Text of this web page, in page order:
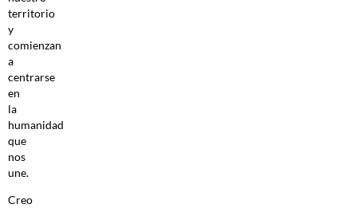
territorio
y
comienzan
a
centrarse
en
la
humanidad
que
nos
une.
Creo